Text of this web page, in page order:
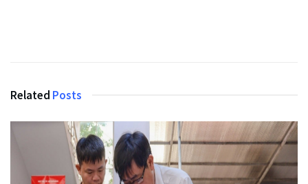
Related Posts